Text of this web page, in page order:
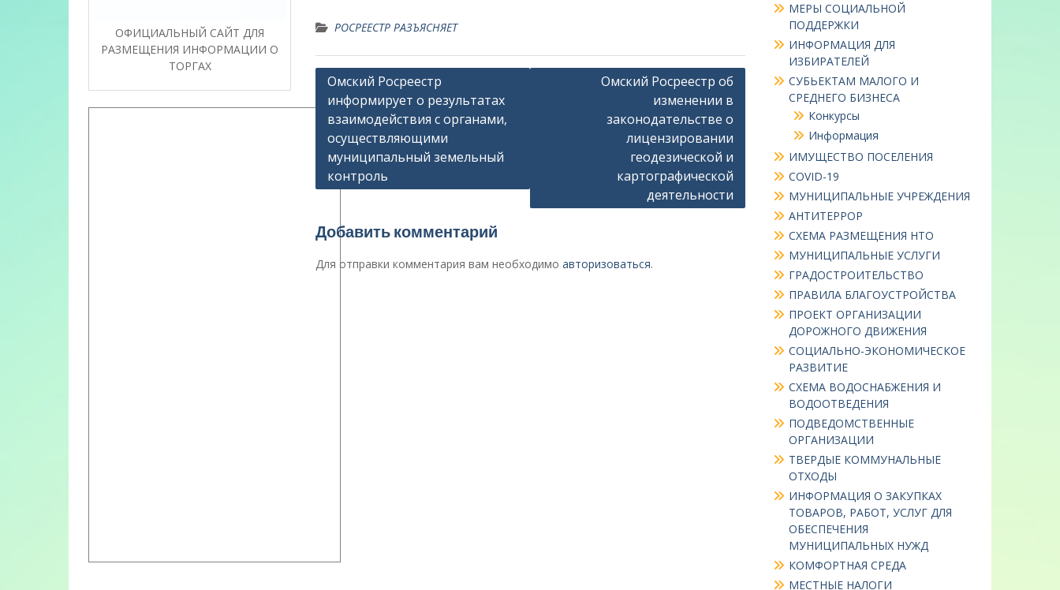
РОСРЕЕСТР РАЗЪЯСНЯЕТ
Навигация
по
записям
Омский Росреестр
информирует о результатах
взаимодействия с органами,
осуществляющими
муниципальный земельный
контроль
Омский Росреестр об
изменении в
законодательстве о
лицензировании
геодезической и
картографической
деятельности
Добавить комментарий
Для отправки комментария вам необходимо авторизоваться.
МЕРЫ СОЦИАЛЬНОЙ
ПОДДЕРЖКИ
ИНФОРМАЦИЯ ДЛЯ
ИЗБИРАТЕЛЕЙ
СУБЬЕКТАМ МАЛОГО И
СРЕДНЕГО БИЗНЕСА
Конкурсы
Информация
ИМУЩЕСТВО ПОСЕЛЕНИЯ
COVID-19
МУНИЦИПАЛЬНЫЕ УЧРЕЖДЕНИЯ
АНТИТЕРРОР
СХЕМА РАЗМЕЩЕНИЯ НТО
МУНИЦИПАЛЬНЫЕ УСЛУГИ
ГРАДОСТРОИТЕЛЬСТВО
ПРАВИЛА БЛАГОУСТРОЙСТВА
ПРОЕКТ ОРГАНИЗАЦИИ
ДОРОЖНОГО ДВИЖЕНИЯ
СОЦИАЛЬНО-ЭКОНОМИЧЕСКОЕ
РАЗВИТИЕ
СХЕМА ВОДОСНАБЖЕНИЯ И
ВОДООТВЕДЕНИЯ
ПОДВЕДОМСТВЕННЫЕ
ОРГАНИЗАЦИИ
ТВЕРДЫЕ КОММУНАЛЬНЫЕ
ОТХОДЫ
ИНФОРМАЦИЯ О ЗАКУПКАХ
ТОВАРОВ, РАБОТ, УСЛУГ ДЛЯ
ОБЕСПЕЧЕНИЯ
МУНИЦИПАЛЬНЫХ НУЖД
КОМФОРТНАЯ СРЕДА
МЕСТНЫЕ НАЛОГИ
ОФИЦИАЛЬНЫЙ САЙТ ДЛЯ
РАЗМЕЩЕНИЯ ИНФОРМАЦИИ О
ТОРГАХ